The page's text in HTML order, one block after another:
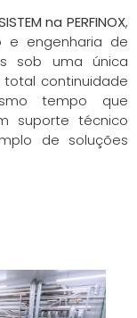
na PERFINOX,
e engenharia de
sob uma única
total continuidade
tempo que
suporte técnico
de soluções